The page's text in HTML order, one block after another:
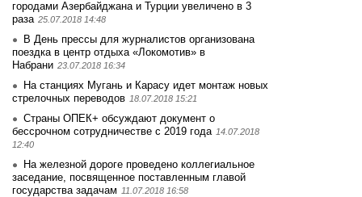
городами Азербайджана и Турции увеличено в 3
раза 25.07.2018 14:48
В День прессы для журналистов организована
поездка в центр отдыха «Локомотив» в
Набрани 23.07.2018 16:34
На станциях Мугань и Карасу идет монтаж новых
стрелочных переводов 18.07.2018 15:21
Страны ОПЕК+ обсуждают документ о
бессрочном сотрудничестве с 2019 года 14.07.2018
12:40
На железной дороге проведено коллегиальное
заседание, посвященное поставленным главой
государства задачам 11.07.2018 16:58